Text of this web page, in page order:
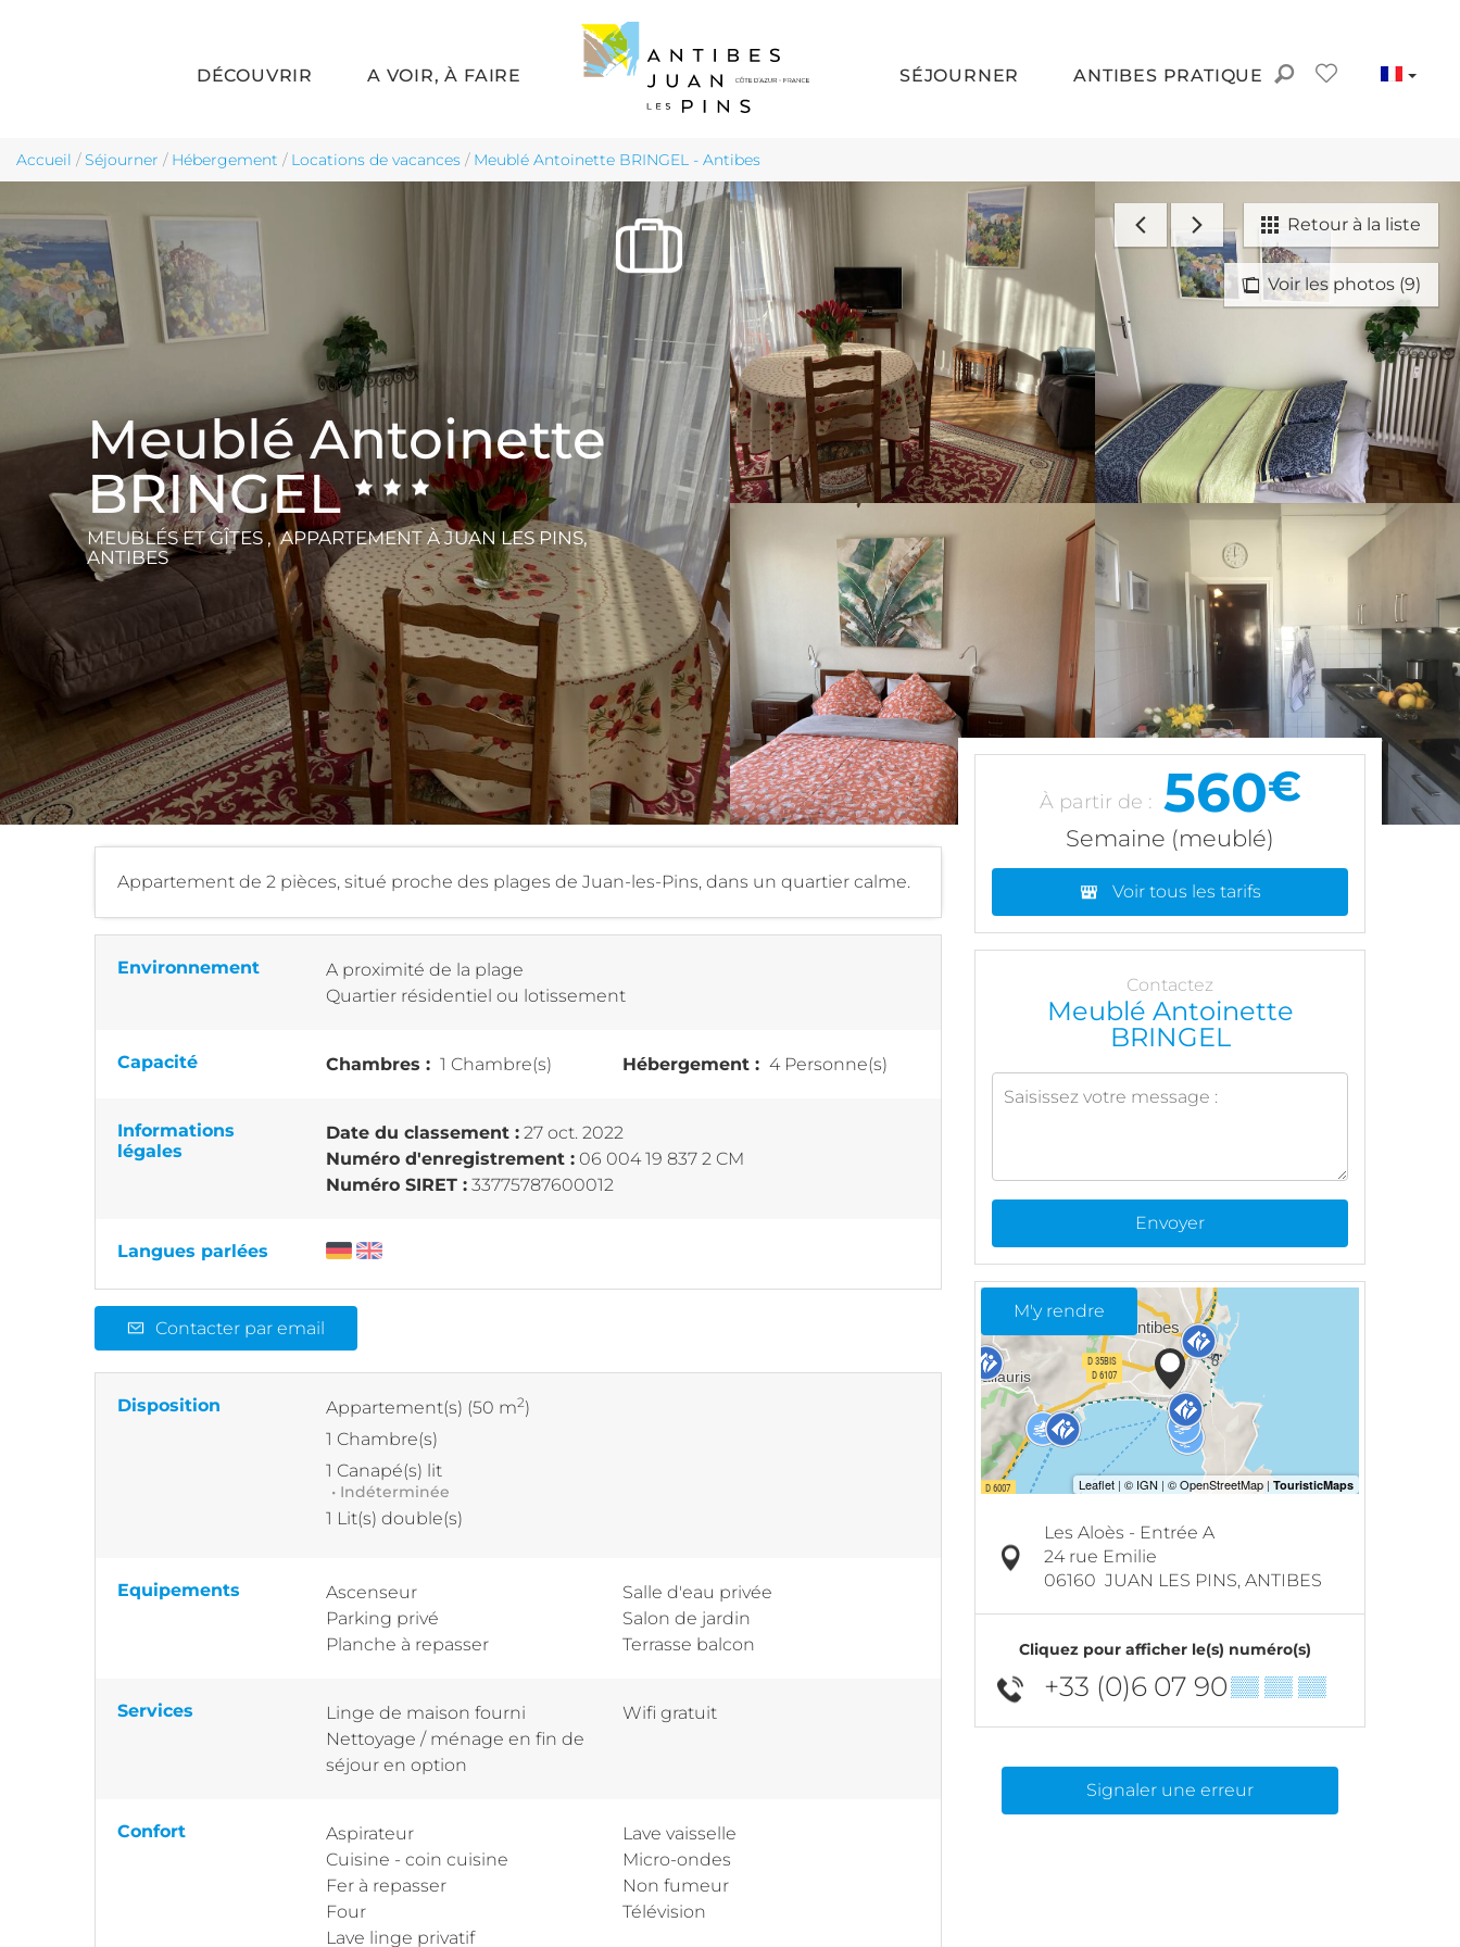
Aller au contenu principal
DÉCOUVRIR A VOIR, À FAIRE SÉJOURNER ANTIBES PRATIQUE
Accueil /Séjourner / Hébergement / Locations de vacances / Meublé Antoinette BRINGEL - Antibes
Voir les photos (9)
Retour à la liste
Meublé Antoinette
BRINGEL
MEUBLÉS ET GÎTES , APPARTEMENTÀ JUAN LES PINS,
ANTIBES
Appartement de 2 pièces, situé proche des plages de Juan-les-Pins, dans un quartier calme.
Environnement
A proximité de la plage
Quartier résidentiel ou lotissement
Capacité Chambres : 1 Chambre(s) Hébergement : 4 Personne(s)
Informations
légales
Date du classement : 27 oct. 2022
Numéro d'enregistrement : 06 004 19 837 2 CM
Numéro SIRET : 33775787600012
Langues parlées
Contacter par email
Disposition Appartement(s) (50 m2)
1 Chambre(s)
1 Canapé(s) lit
• Indéterminée
1 Lit(s) double(s)
Equipements
Ascenseur
Parking privé
Planche à repasser
Salle d'eau privée
Salon de jardin
Terrasse balcon
Services
Linge de maison fourni
Nettoyage / ménage en fin de
séjour en option
Wifi gratuit
Confort
Aspirateur
Cuisine - coin cuisine
Fer à repasser
Four
Lave linge privatif
Lave vaisselle
Micro-ondes
Non fumeur
Télévision
À partir de : 560€
Semaine (meublé)
Voir tous les tarifs
Contactez
Meublé Antoinette
BRINGEL
Envoyer
M'y rendre
Les Aloès - Entrée A
24 rue Emilie
06160 JUAN LES PINS, ANTIBES
Cliquez pour afficher le(s) numéro(s)
+33 (0)6 07 90▒▒ ▒▒ ▒▒
Signaler une erreur